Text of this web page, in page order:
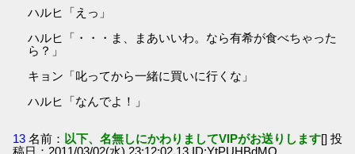
ハルヒ「えっ」
ハルヒ「・・・ま、まあいいわ。なら有希が食べちゃった
ら？」
キョン「叱ってから一緒に買いに行くな」
ハルヒ「なんでよ！」
13 名前： 以下、名無しにかわりましてVIPがお送りします[] 投
稿日：2011/03/02(水) 23:12:02.13 ID:YtPUHBdMO